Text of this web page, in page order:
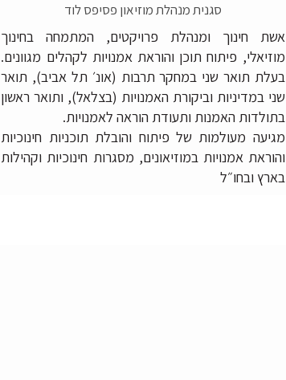
סגנית מנהלת מוזיאון פסיפס לוד
אשת חינוך ומנהלת פרויקטים, המתמחה בחינוך
מוזיאלי, פיתוח תוכן והוראת אמנויות לקהלים מגוונים.
בעלת תואר שני במחקר תרבות (אונ׳ תל אביב), תואר
שני במדיניות וביקורת האמנויות (בצלאל), ותואר ראשון
בתולדות האמנות ותעודת הוראה לאמנויות.
מגיעה מעולמות של פיתוח והובלת תוכניות חינוכיות
והוראת אמנויות במוזיאונים, מסגרות חינוכיות וקהילות
בארץ ובחו״ל